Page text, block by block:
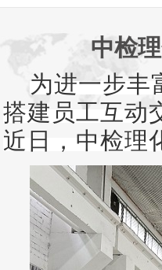
中检
为进一步丰
搭建员工互动
近日 ，中检